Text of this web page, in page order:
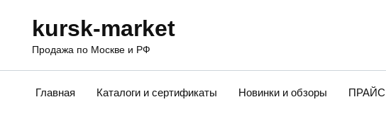
kursk-market
Продажа по Москве и РФ
Главная Каталоги и сертификаты Новинки и обзоры ПРАЙС